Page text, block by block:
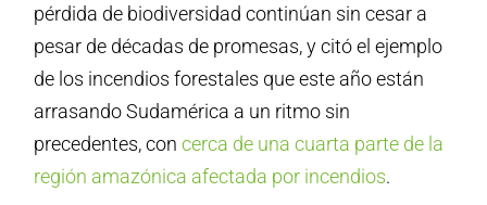
pérdida de biodiversidad continúan sin cesar a
pesar de décadas de promesas, y citó el ejemplo
de los incendios forestales que este año están
arrasando Sudamérica a un ritmo sin
precedentes, concerca de una cuarta parte de la
región amazónica afectada por incendios.